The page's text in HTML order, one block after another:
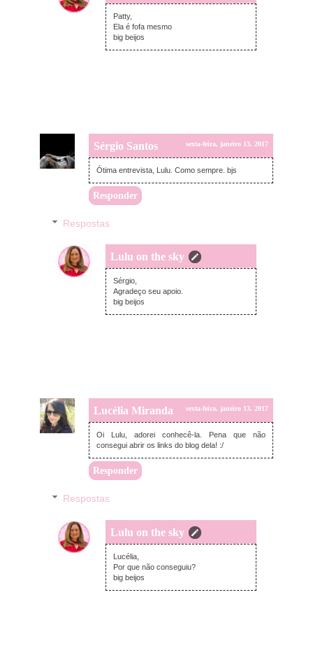
sexta-feira, janeiro 13, 2017
Patty,
Ela é fofa mesmo
big beijos
Sérgio Santos sexta-feira, janeiro 13, 2017
Ótima entrevista, Lulu. Como sempre. bjs
Responder
Respostas
Lulu on the sky
sexta-feira, janeiro 13, 2017
Sérgio,
Agradeço seu apoio.
big beijos
Lucélia Miranda sexta-feira, janeiro 13, 2017
Oi Lulu, adorei conhecê-la. Pena que não
consegui abrir os links do blog dela! :/
Responder
Respostas
Lulu on the sky
sexta-feira, janeiro 13, 2017
Lucélia,
Por que não conseguiu?
big beijos